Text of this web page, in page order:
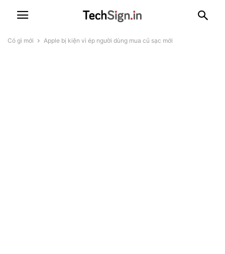
Có gì mới Apple bị kiện vì ép người dùng mua củ sạc mới